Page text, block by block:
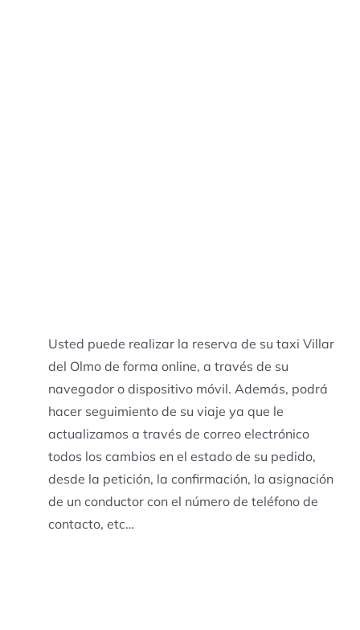
Usted puede realizar la reserva de su taxi Villar
del Olmo de forma online, a través de su
navegador o dispositivo móvil. Además, podrá
hacer seguimiento de su viaje ya que le
actualizamos a través de correo electrónico
todos los cambios en el estado de su pedido,
desde la petición, la confirmación, la asignación
de un conductor con el número de teléfono de
contacto, etc…